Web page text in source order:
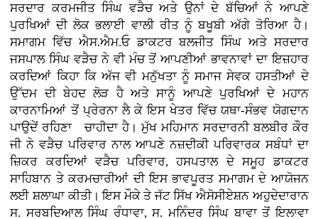
ਸਰਦਾਰ ਕਰਮਜੀਤ ਸਿੰਘ ਵੜੈਚ ਅਤੇ ਉਨਾਂ ਦੇ ਬੱਚਿਆਂ ਨੇ ਆਪਣੇ
ਪੁਰਖਿਆਂ ਦੀ ਲੋਕ ਭਲਾਈ ਵਾਲੀ ਰੀਤ ਨੂੰ ਬਖੂਬੀ ਅੱਗੇ ਤੋਰਿਆ ਹੈ।
ਸਮਾਗਮ ਵਿੱਚ ਐਸ.ਐਮ.ਓ ਡਾਕਟਰ ਬਲਜੀਤ ਸਿੰਘ ਅਤੇ ਸਰਦਾਰ
ਜਸਪਾਲ ਸਿੰਘ ਵੜੈਚ ਨੇ ਵੀ ਮੰਚ ਤੋਂ ਆਪਣੀਆਂ ਭਾਵਨਾਵਾਂ ਦਾ ਇਜ਼ਹਾਰ
ਕਰਦਿਆਂ ਕਿਹਾ ਕਿ ਅੱਜ ਵੀ ਮਨੁੱਖਤਾ ਨੂੰ ਸਮਾਜ ਸੇਵਕ ਹਸਤੀਆਂ ਦੇ
ਉੱਦਮ ਦੀ ਬੇਹਦ ਲੋੜ ਹੈ ਅਤੇ ਸਾਨੂੰ ਆਪਣੇ ਪੁਰਖਿਆਂ ਦੇ ਮਹਾਨ
ਕਾਰਨਾਮਿਆਂ ਤੋਂ ਪ੍ਰੇਰਨਾ ਲੈ ਕੇ ਇਸ ਖੇਤਰ ਵਿੱਚ ਯਥਾ-ਸੰਭਵ ਯੋਗਦਾਨ
ਪਾਉਦੇਂ ਰਹਿਣਾ ਚਾਹੀਦਾ ਹੈ। ਮੁੱਖ ਮਹਿਮਾਨ ਸਰਦਾਰਨੀ ਬਲਬੀਰ ਕੌਰ
ਜੀ ਨੇ ਵੜੈਚ ਪਰਿਵਾਰ ਨਾਲ ਆਪਣੇ ਨਜ਼ਦੀਕੀ ਪਰਿਵਾਰਕ ਸਬੰਧਾਂ ਦਾ
ਜ਼ਿਕਰ ਕਰਦਿਆਂ ਵੜੈਚ ਪਰਿਵਾਰ, ਹਸਪਤਾਲ ਦੇ ਸਮੂਹ ਡਾਕਟਰ
ਸਾਹਿਬਾਨ ਤੇ ਕਰਮਚਾਰੀਆਂ ਦੀ ਇਸ ਭਾਵਪੂਰਤ ਸਮਾਗਮ ਦੇ ਆਯੋਜਨ
ਲਈ ਸ਼ਲਾਘਾ ਕੀਤੀ। ਇਸ ਮੌਕੇ ਤੇ ਜੱਟ ਸਿੱਖ ਐਸੋਸੀਏਸ਼ਨ ਅਹੁਦੇਦਾਰਾਨ
ਸ. ਸਰਬਦਿਆਲ ਸਿੰਘ ਰੰਧਾਵਾ, ਸ. ਮਨਿੰਦਰ ਸਿੰਘ ਬਾਵਾ ਤੋਂ ਇਲਾਵਾ